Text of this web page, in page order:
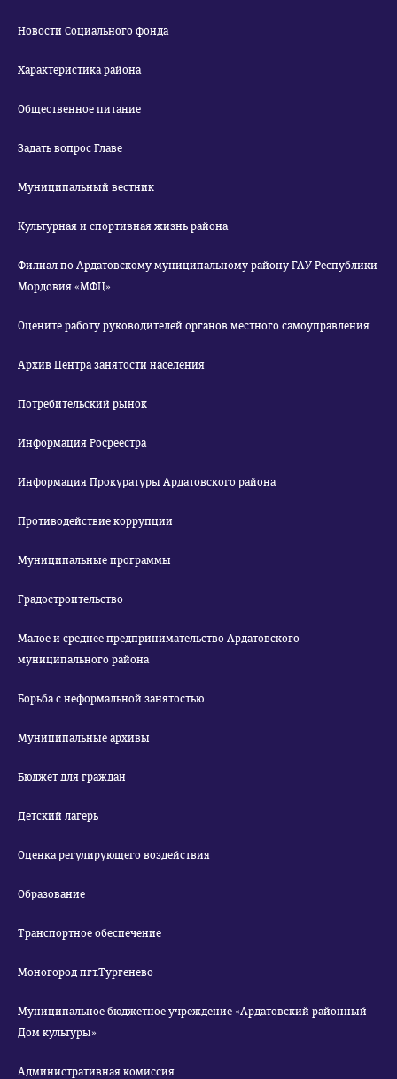
Новости Социального фонда
Характеристика района
Общественное питание
Задать вопрос Главе
Муниципальный вестник
Культурная и спортивная жизнь района
Филиал по Ардатовскому муниципальному району ГАУ Республики
Мордовия «МФЦ»
Оцените работу руководителей органов местного самоуправления
Архив Центра занятости населения
Потребительский рынок
Информация Росреестра
Информация Прокуратуры Ардатовского района
Противодействие коррупции
Муниципальные программы
Градостроительство
Малое и среднее предпринимательство Ардатовского
муниципального района
Борьба с неформальной занятостью
Муниципальные архивы
Бюджет для граждан
Детский лагерь
Оценка регулирующего воздействия
Образование
Транспортное обеспечение
Моногород пгт.Тургенево
Муниципальное бюджетное учреждение «Ардатовский районный
Дом культуры»
Административная комиссия